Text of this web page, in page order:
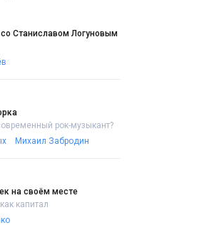
со Станиславом Логуновым
рок-музыкант?
Михаил Забродин
на своём месте
капитал